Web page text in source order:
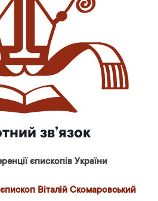
зв’язок
єпископів України
Віталій Скомаровський